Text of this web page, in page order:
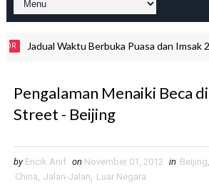
Jadual Waktu Berbuka Puasa dan Imsak
Pengalaman Menaiki Beca
Street - Beijing
by Encik Anif on November 01, 2012 in Beijing,
China, Jalan-Jalan, Luar Negara